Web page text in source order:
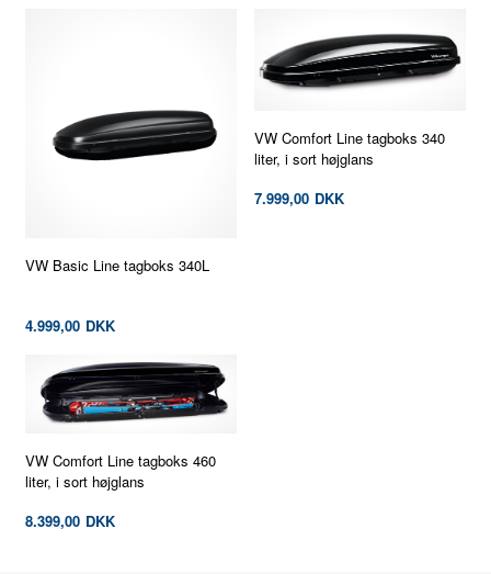
VW Basic Line tagboks 340L
4.999,00 DKK
VW Comfort Line tagboks 340
liter, i sort højglans
7.999,00 DKK
VW Comfort Line tagboks 460
liter, i sort højglans
8.399,00 DKK